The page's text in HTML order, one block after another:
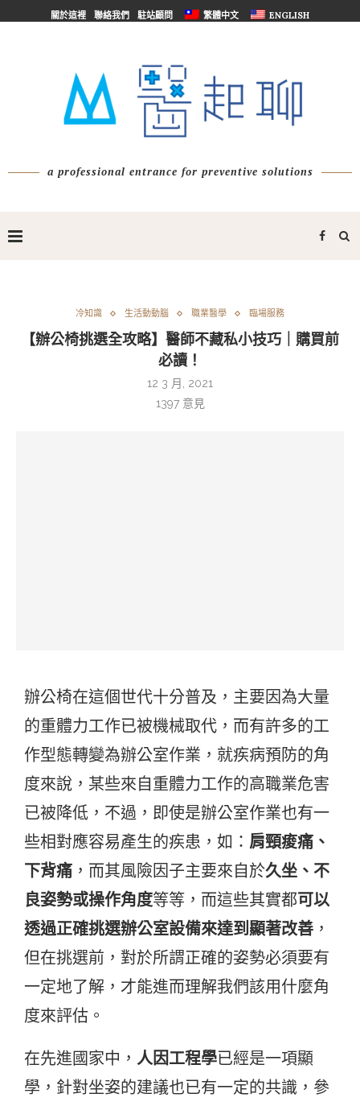
關於這裡 聯絡我們 駐站顧問 繁體中文 ENGLISH
a professional entrance for preventive solutions
冷知識 生活動動腦 職業醫學 臨場服務
【辦公椅挑選全攻略】醫師不藏私小技巧｜購買前
必讀！
12 3 月, 2021
1397意見
辦公椅在這個世代十分普及，主要因為大量
的重體力工作已被機械取代，而有許多的工
作型態轉變為辦公室作業，就疾病預防的角
度來說，某些來自重體力工作的高職業危害
已被降低，不過，即使是辦公室作業也有一
些相對應容易產生的疾患，如： 肩頸痠痛、
下背痛 ，而其風險因子主要來自於久坐、不
良姿勢或操作角度等等，而這些其實都可以
透過正確挑選辦公室設備來達到顯著改善 ，
但在挑選前，對於所謂正確的姿勢必須要有
一定地了解，才能進而理解我們該用什麼角
度來評估。
在先進國家中， 人因工程學已經是一項顯
學，針對坐姿的建議也已有一定的共識，參